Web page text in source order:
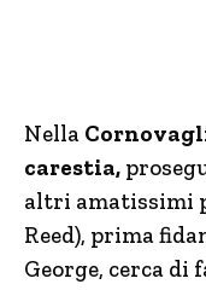
Nella
carestia,
altri amatissimi
Reed), prima
George, cerca